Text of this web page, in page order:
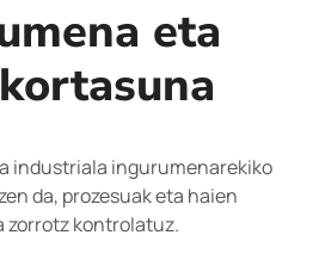
eta
industriala ingurumenarekiko
da, prozesuak eta haien
kontrolatuz.